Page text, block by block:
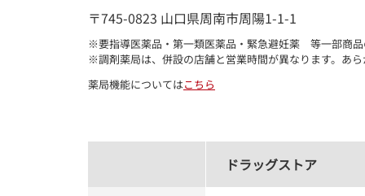
〒745-0823 山口県周南市周陽1-1-1
※要指導医薬品・第一類医薬品・緊急避妊薬　等一部商
※調剤薬局は、併設の店舗と営業時間が異なります。あ
薬局機能についてはこちら
ドラッグストア